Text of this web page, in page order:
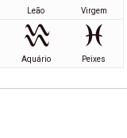
Leão Virgem
Aquário Peixes